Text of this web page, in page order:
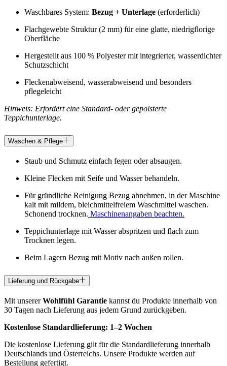
Waschbares System: Bezug + Unterlage (erforderlich)
Flachgewebte Struktur (2 mm) für eine glatte, niedrigflorige
Oberfläche
Hergestellt aus 100 % Polyester mit integrierter, wasserdichter
Schutzschicht
Fleckenabweisend, wasserabweisend und besonders
pflegeleicht
Hinweis: Erfordert eine Standard- oder gepolsterte
Teppichunterlage.
Waschen & Pflege
Staub und Schmutz einfach fegen oder absaugen.
Kleine Flecken mit Seife und Wasser behandeln.
Für gründliche Reinigung Bezug abnehmen, in der Maschine
kalt mit mildem, bleichmittelfreiem Waschmittel waschen.
Schonend trocknen. Maschinenangaben beachten.
Teppichunterlage mit Wasser abspritzen und flach zum
Trocknen legen.
Beim Lagern Bezug mit Motiv nach außen rollen.
Lieferung und Rückgabe
Mit unsererWohlfühl Garantie kannst du Produkte innerhalb von
30 Tagen nach Lieferung aus jedem Grund zurückgeben.
Kostenlose Standardlieferung: 1–2 Wochen
Die kostenlose Lieferung gilt für die Standardlieferung innerhalb
Deutschlands und Österreichs. Unsere Produkte werden auf
Bestellung gefertigt.